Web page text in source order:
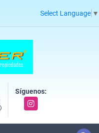
Select Language ▼
Síguenos:
Instagram